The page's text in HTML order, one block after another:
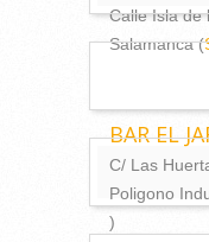
Calle Isla de
Salamanca (
BAR EL
C/ Las
Poligono
)